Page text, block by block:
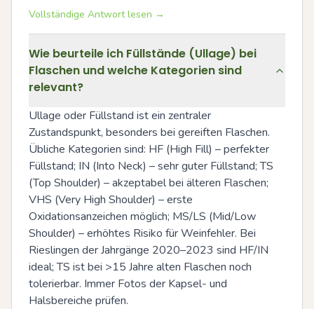
Vollständige Antwort lesen →
Wie beurteile ich Füllstände (Ullage) bei
Flaschen und welche Kategorien sind
relevant?
Ullage oder Füllstand ist ein zentraler
Zustandspunkt, besonders bei gereiften Flaschen.
Übliche Kategorien sind: HF (High Fill) – perfekter
Füllstand; IN (Into Neck) – sehr guter Füllstand; TS
(Top Shoulder) – akzeptabel bei älteren Flaschen;
VHS (Very High Shoulder) – erste
Oxidationsanzeichen möglich; MS/LS (Mid/Low
Shoulder) – erhöhtes Risiko für Weinfehler. Bei
Rieslingen der Jahrgänge 2020–2023 sind HF/IN
ideal; TS ist bei >15 Jahre alten Flaschen noch
tolerierbar. Immer Fotos der Kapsel- und
Halsbereiche prüfen.